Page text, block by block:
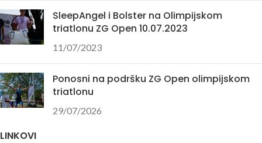
SleepAngel i Bolster na Olimpijskom
triatlonu ZG Open 10.07.2023
11/07/2023
Ponosni na podršku ZG Open olimpijskom
triatlonu
29/07/2026
LINKOVI